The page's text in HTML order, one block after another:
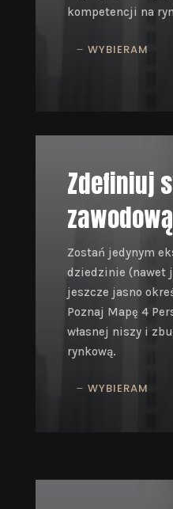
kompetencji na
WYBIERAM
Zdefiniuj
zawodową
Zostań jedynym
dziedzinie (nawet
jeszcze jasno
Poznaj Mapę 4
własnej niszy i
rynkową.
WYBIERAM